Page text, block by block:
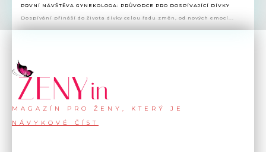
PRVNÍ NÁVŠTĚVA GYNEKOLOGA: PRŮVODCE PRO DOSPÍVAJÍCÍ DÍVKY
Dospívání přináší do života dívky celou řadu změn, od nových emocí...
MAGAZÍN PRO ŽENY, KTERÝ JE
NÁVYKOVÉ ČÍST